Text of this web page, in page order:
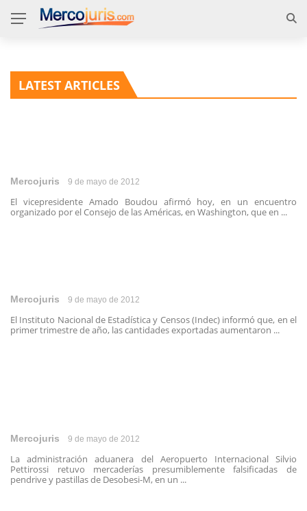
LATEST ARTICLES
Mercojuris 9 de mayo de 2012
El vicepresidente Amado Boudou afirmó hoy, en un encuentro
organizado por el Consejo de las Américas, en Washington, que en ...
Mercojuris 9 de mayo de 2012
El Instituto Nacional de Estadística y Censos (Indec) informó que, en el
primer trimestre de año, las cantidades exportadas aumentaron ...
Mercojuris 9 de mayo de 2012
La administración aduanera del Aeropuerto Internacional Silvio
Pettirossi retuvo mercaderías presumiblemente falsificadas de
pendrive y pastillas de Desobesi-M, en un ...